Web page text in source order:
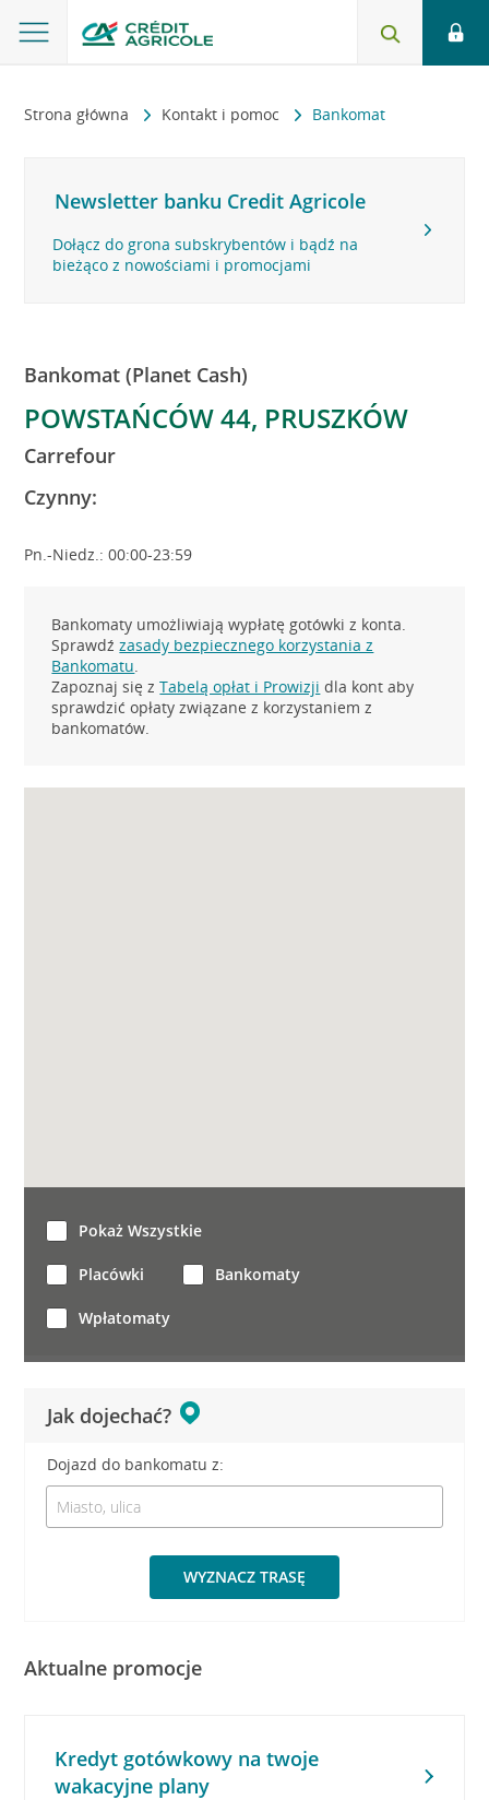
Strona główna Kontakt i pomoc Bankomat
Newsletter banku Credit Agricole
Dołącz do grona subskrybentów i bądź na
bieżąco z nowościami i promocjami
Bankomat (Planet Cash)
POWSTAŃCÓW 44, PRUSZKÓW
Carrefour
Czynny:
Pn.-Niedz.: 00:00-23:59
Bankomaty umożliwiają wypłatę gotówki z konta.
Sprawdźzasady bezpiecznego korzystania z
Bankomatu.
Zapoznaj się zTabelą opłat i Prowizji dla kont aby
sprawdzić opłaty związane z korzystaniem z
bankomatów.
Jak dojechać?
Dojazd do bankomatu z:
WYZNACZ TRASĘ
Pokaż Wszystkie
Placówki Bankomaty
Wpłatomaty
Aktualne promocje
Kredyt gotówkowy na twoje
wakacyjne plany